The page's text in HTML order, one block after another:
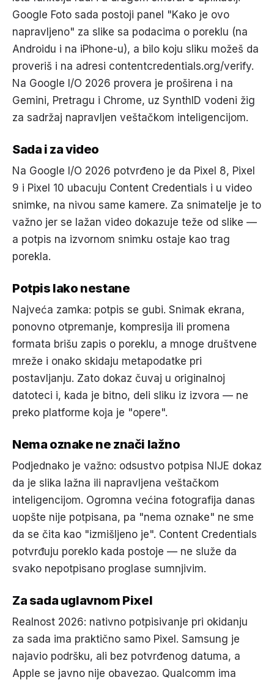
Google Foto sada postoji panel "Kako je ovo
napravljeno" za slike sa podacima o poreklu (na
Androidu i na iPhone-u), a bilo koju sliku možeš da
proveriš i na adresi contentcredentials.org/verify.
Na Google I/O 2026 provera je proširena i na
Gemini, Pretragu i Chrome, uz SynthID vodeni žig
za sadržaj napravljen veštačkom inteligencijom.
Sada i za video
Na Google I/O 2026 potvrđeno je da Pixel 8, Pixel
9 i Pixel 10 ubacuju Content Credentials i u video
snimke, na nivou same kamere. Za snimatelje je to
važno jer se lažan video dokazuje teže od slike —
a potpis na izvornom snimku ostaje kao trag
porekla.
Potpis lako nestane
Najveća zamka: potpis se gubi. Snimak ekrana,
ponovno otpremanje, kompresija ili promena
formata brišu zapis o poreklu, a mnoge društvene
mreže i onako skidaju metapodatke pri
postavljanju. Zato dokaz čuvaj u originalnoj
datoteci i, kada je bitno, deli sliku iz izvora — ne
preko platforme koja je "opere".
Nema oznake ne znači lažno
Podjednako je važno: odsustvo potpisa NIJE dokaz
da je slika lažna ili napravljena veštačkom
inteligencijom. Ogromna većina fotografija danas
uopšte nije potpisana, pa "nema oznake" ne sme
da se čita kao "izmišljeno je". Content Credentials
potvrđuju poreklo kada postoje — ne služe da
svako nepotpisano proglase sumnjivim.
Za sada uglavnom Pixel
Realnost 2026: nativno potpisivanje pri okidanju
za sada ima praktično samo Pixel. Samsung je
najavio podršku, ali bez potvrđenog datuma, a
Apple se javno nije obavezao. Qualcomm ima